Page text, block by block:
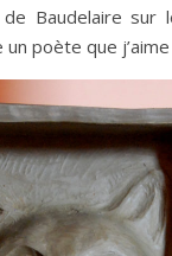
Baudelaire sur
un poète que